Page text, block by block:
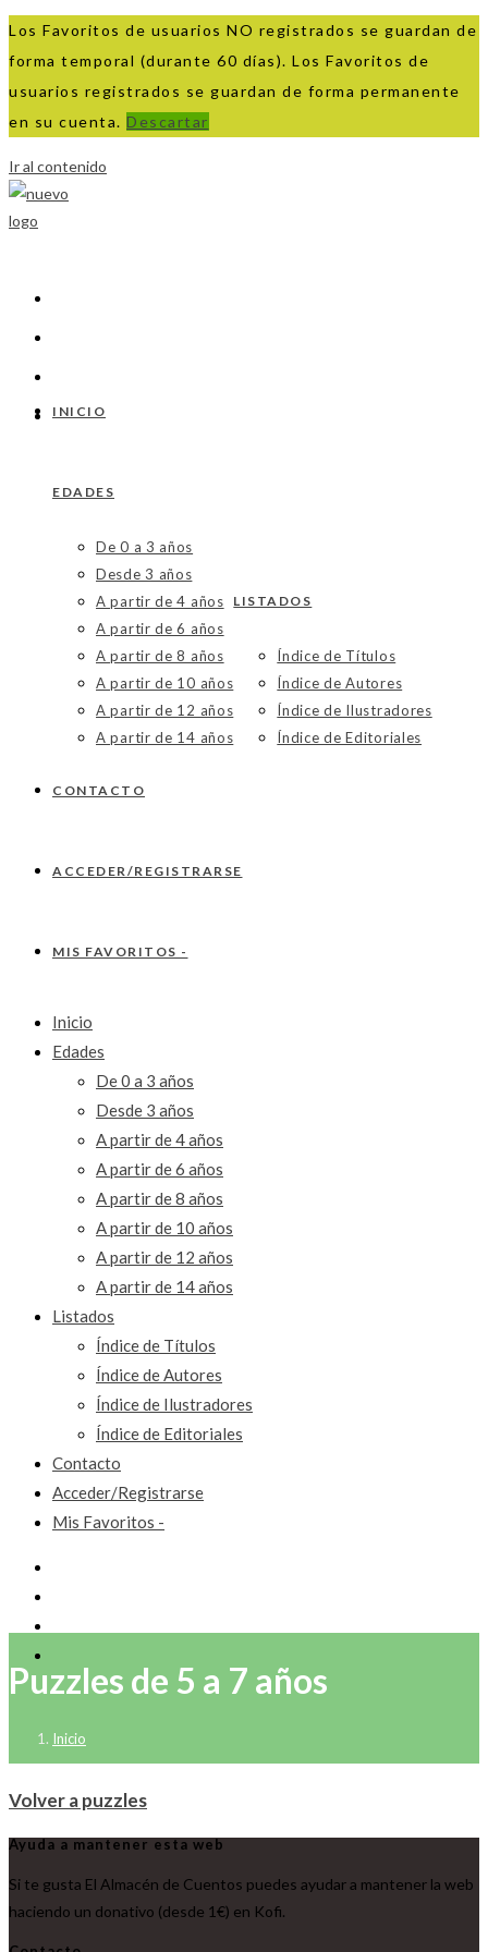
Los Favoritos de usuarios NO registrados se guardan de
forma temporal (durante 60 días). Los Favoritos de
usuarios registrados se guardan de forma permanente
en su cuenta. Descartar
Ir al contenido
INICIO
EDADES
De 0 a 3 años
Desde 3 años
A partir de 4 años
A partir de 6 años
A partir de 8 años
A partir de 10 años
A partir de 12 años
A partir de 14 años
LISTADOS
Índice de Títulos
Índice de Autores
Índice de Ilustradores
Índice de Editoriales
CONTACTO
ACCEDER/REGISTRARSE
MIS FAVORITOS -
Inicio
Edades
De 0 a 3 años
Desde 3 años
A partir de 4 años
A partir de 6 años
A partir de 8 años
A partir de 10 años
A partir de 12 años
A partir de 14 años
Listados
Índice de Títulos
Índice de Autores
Índice de Ilustradores
Índice de Editoriales
Contacto
Acceder/Registrarse
Mis Favoritos -
Puzzles de 5 a 7 años
Inicio
Volver a puzzles
Ayuda a mantener esta web
Si te gusta El Almacén de Cuentos puedes ayudar a mantener la web
haciendo un donativo (desde 1€) en Kofi.